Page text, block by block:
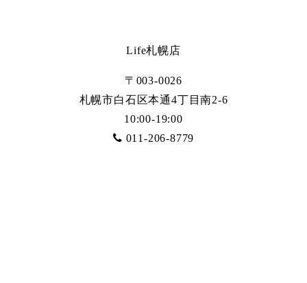
Life札幌店
〒003-0026
札幌市白石区本通4丁目南2-6
10:00-19:00
011-206-8779